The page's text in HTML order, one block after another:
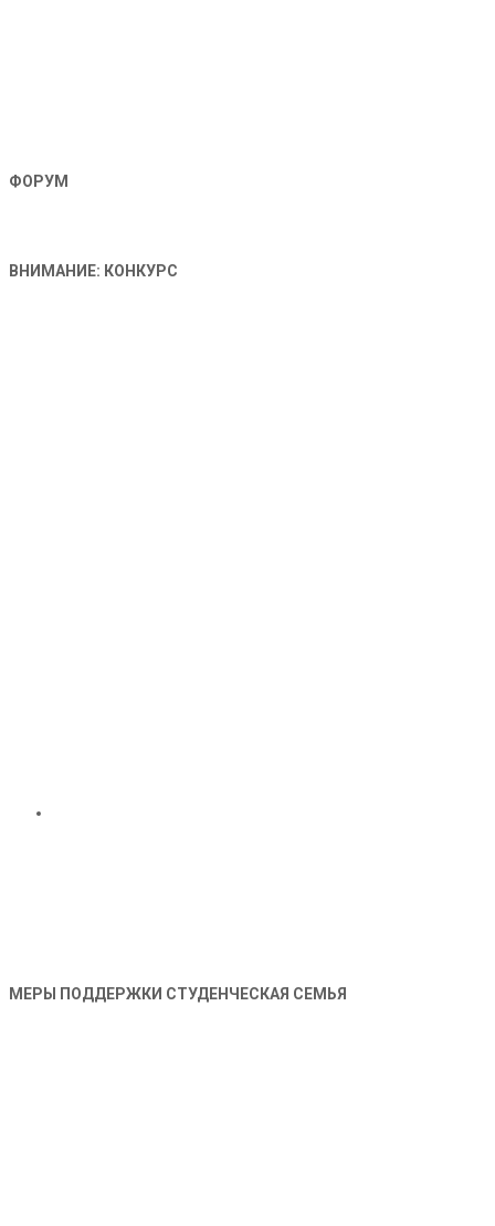
ФОРУМ
ВНИМАНИЕ: КОНКУРС
МЕРЫ ПОДДЕРЖКИ СТУДЕНЧЕСКАЯ СЕМЬЯ